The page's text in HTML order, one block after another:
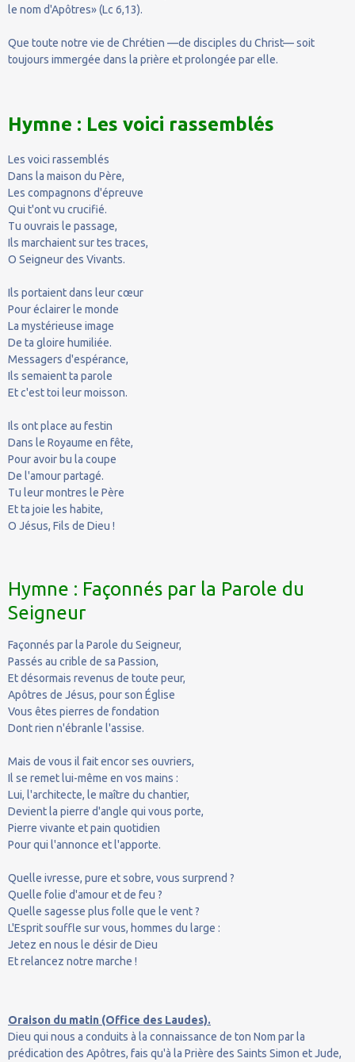
le nom d'Apôtres» (Lc 6,13).
Que toute notre vie de Chrétien —de disciples du Christ— soit
toujours immergée dans la prière et prolongée par elle.
Hymne : Les voici rassemblés
Les voici rassemblés
Dans la maison du Père,
Les compagnons d'épreuve
Qui t'ont vu crucifié.
Tu ouvrais le passage,
Ils marchaient sur tes traces,
O Seigneur des Vivants.
Ils portaient dans leur cœur
Pour éclairer le monde
La mystérieuse image
De ta gloire humiliée.
Messagers d'espérance,
Ils semaient ta parole
Et c'est toi leur moisson.
Ils ont place au festin
Dans le Royaume en fête,
Pour avoir bu la coupe
De l'amour partagé.
Tu leur montres le Père
Et ta joie les habite,
O Jésus, Fils de Dieu !
Hymne : Façonnés par la Parole du
Seigneur
Façonnés par la Parole du Seigneur,
Passés au crible de sa Passion,
Et désormais revenus de toute peur,
Apôtres de Jésus, pour son Église
Vous êtes pierres de fondation
Dont rien n'ébranle l'assise.
Mais de vous il fait encor ses ouvriers,
Il se remet lui-même en vos mains :
Lui, l'architecte, le maître du chantier,
Devient la pierre d'angle qui vous porte,
Pierre vivante et pain quotidien
Pour qui l'annonce et l'apporte.
Quelle ivresse, pure et sobre, vous surprend ?
Quelle folie d'amour et de feu ?
Quelle sagesse plus folle que le vent ?
L'Esprit souffle sur vous, hommes du large :
Jetez en nous le désir de Dieu
Et relancez notre marche !
Oraison du matin (Office des Laudes).
Dieu qui nous a conduits à la connaissance de ton Nom par la
prédication des Apôtres, fais qu'à la Prière des Saints Simon et Jude,